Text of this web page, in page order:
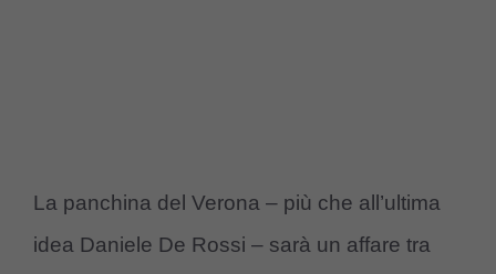
La panchina del Verona – più che all’ultima
idea Daniele De Rossi – sarà un affare tra